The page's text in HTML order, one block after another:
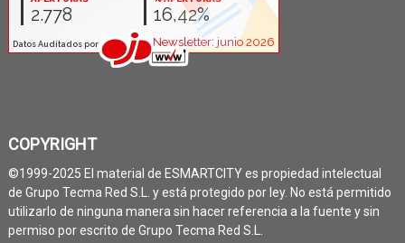
COPYRIGHT
©1999-2025 El material de ESMARTCITY es propiedad intelectual
de Grupo Tecma Red S.L. y está protegido por ley. No está permitido
utilizarlo de ninguna manera sin hacer referencia a la fuente y sin
permiso por escrito de Grupo Tecma Red S.L.